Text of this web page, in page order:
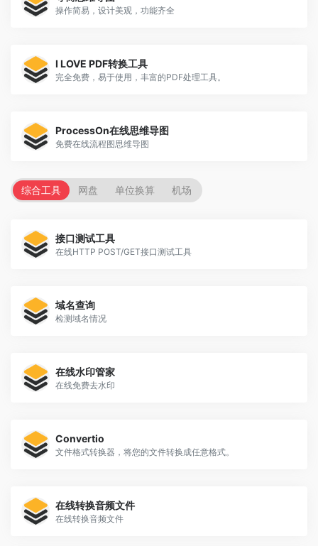
操作简易，设计美观，功能齐全
I LOVE PDF转换工具
完全免费，易于使用，丰富的PDF处理工具。
ProcessOn在线思维导图
免费在线流程图思维导图
综合工具 网盘 单位换算 机场
接口测试工具
在线HTTP POST/GET接口测试工具
域名查询
检测域名情况
在线水印管家
在线免费去水印
Convertio
文件格式转换器，将您的文件转换成任意格式。
在线转换音频文件
在线转换音频文件